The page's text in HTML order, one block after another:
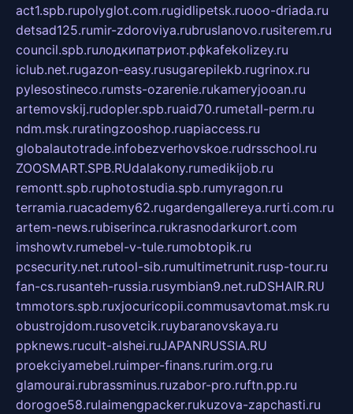
act1.spb.rupolyglot.com.rugidlipetsk.ruooo-driada.ru
detsad125.rumir-zdoroviya.rubruslanovo.rusiterem.ru
council.spb.ruлодкипатриот.рфkafekolizey.ru
iclub.net.rugazon-easy.rusugarepilekb.rugrinox.ru
pylesostineco.rumsts-ozarenie.rukameryjooan.ru
artemovskij.rudopler.spb.ruaid70.rumetall-perm.ru
ndm.msk.ruratingzooshop.ruapiaccess.ru
globalautotrade.infobezverhovskoe.rudrsschool.ru
ZOOSMART.SPB.RUdalakony.rumedikijob.ru
remontt.spb.ruphotostudia.spb.rumyragon.ru
terramia.ruacademy62.rugardengallereya.rurti.com.ru
artem-news.rubiserinca.rukrasnodarkurort.com
imshowtv.rumebel-v-tule.rumobtopik.ru
pcsecurity.net.rutool-sib.rumultimetrunit.rusp-tour.ru
fan-cs.rusanteh-russia.rusymbian9.net.ruDSHAIR.RU
tmmotors.spb.ruxjocuricopii.commusavtomat.msk.ru
obustrojdom.rusovetcik.ruybaranovskaya.ru
ppknews.rucult-alshei.ruJAPANRUSSIA.RU
proekciyamebel.ruimper-finans.rurim.org.ru
glamourai.rubrassminus.ruzabor-pro.ruftn.pp.ru
dorogoe58.rulaimengpacker.rukuzova-zapchasti.ru